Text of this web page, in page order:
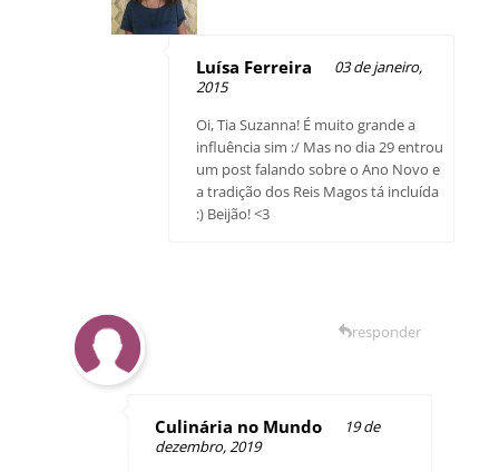
Luísa Ferreira
03 de janeiro,
2015
Oi, Tia Suzanna! É muito grande a
influência sim :/ Mas no dia 29 entrou
um post falando sobre o Ano Novo e
a tradição dos Reis Magos tá incluída
:) Beijão! <3
Culinária no Mundo
19 de
dezembro, 2019
responder